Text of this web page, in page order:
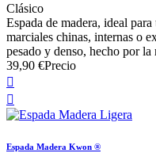
Clásico
Espada de madera, ideal
marciales chinas, internas o
pesado y denso, hecho por
39,90 €Precio


Espada Madera Kwon ®